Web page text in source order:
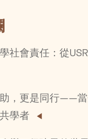
社會責任：從
，更是同行——
學者